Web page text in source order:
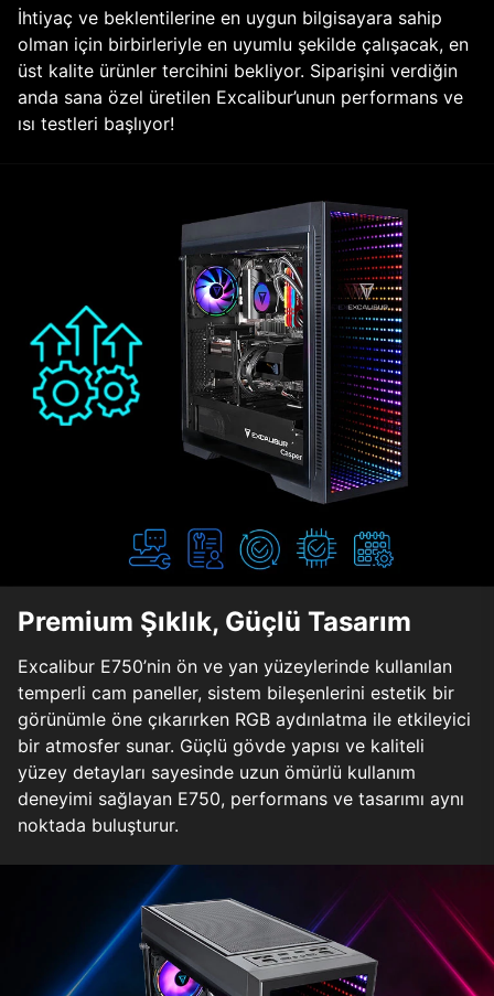
İhtiyaç ve beklentilerine en uygun bilgisayara sahip
olman için birbirleriyle en uyumlu şekilde çalışacak, en
üst kalite ürünler tercihini bekliyor. Siparişini verdiğin
anda sana özel üretilen Excalibur’unun performans ve
ısı testleri başlıyor!
Premium Şıklık, Güçlü Tasarım
Excalibur E750’nin ön ve yan yüzeylerinde kullanılan
temperli cam paneller, sistem bileşenlerini estetik bir
görünümle öne çıkarırken RGB aydınlatma ile etkileyici
bir atmosfer sunar. Güçlü gövde yapısı ve kaliteli
yüzey detayları sayesinde uzun ömürlü kullanım
deneyimi sağlayan E750, performans ve tasarımı aynı
noktada buluşturur.